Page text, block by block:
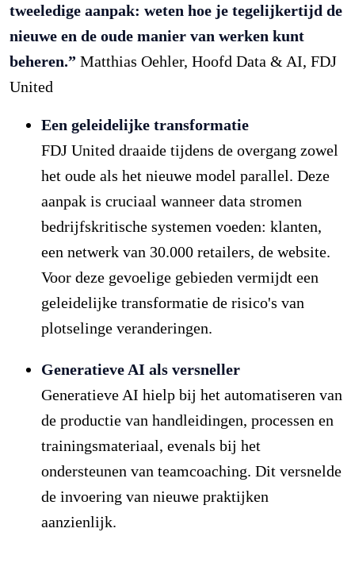
tweeledige aanpak: weten hoe je tegelijkertijd de
nieuwe en de oude manier van werken kunt
beheren.” Matthias Oehler, Hoofd Data & AI, FDJ
United
Een geleidelijke transformatie
FDJ United draaide tijdens de overgang zowel
het oude als het nieuwe model parallel. Deze
aanpak is cruciaal wanneer data stromen
bedrijfskritische systemen voeden: klanten,
een netwerk van 30.000 retailers, de website.
Voor deze gevoelige gebieden vermijdt een
geleidelijke transformatie de risico's van
plotselinge veranderingen.
Generatieve AI als versneller
Generatieve AI hielp bij het automatiseren van
de productie van handleidingen, processen en
trainingsmateriaal, evenals bij het
ondersteunen van teamcoaching. Dit versnelde
de invoering van nieuwe praktijken
aanzienlijk.